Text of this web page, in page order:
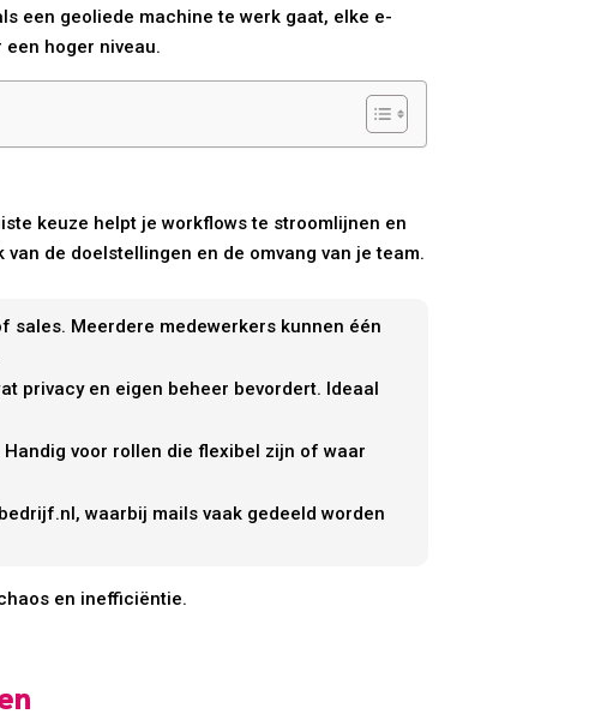
een geoliede machine te werk gaat, elke e-
hoger niveau.
keuze helpt je workflows te stroomlijnen en
de doelstellingen en de omvang van je team.
sales. Meerdere medewerkers kunnen één
privacy en eigen beheer bevordert. Ideaal
voor rollen die flexibel zijn of waar
waarbij mails vaak gedeeld worden
en inefficiëntie.